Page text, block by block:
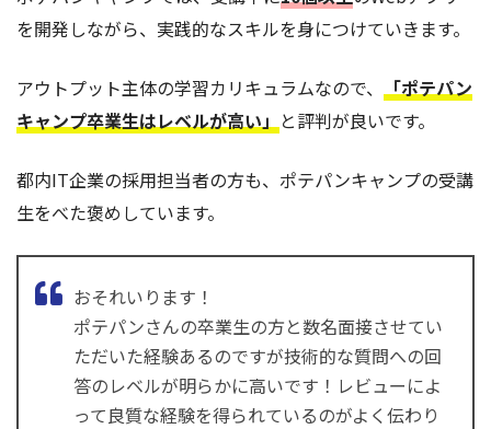
を開発しながら、実践的なスキルを身につけていきます。
アウトプット主体の学習カリキュラムなので、
「ポテパン
キャンプ卒業生はレベルが高い」 と評判が良いです。
都内IT企業の採用担当者の方も、ポテパンキャンプの受講
生をべた褒めしています。
おそれいります！
ポテパンさんの卒業生の方と数名面接させてい
ただいた経験あるのですが技術的な質問への回
答のレベルが明らかに高いです！レビューによ
って良質な経験を得られているのがよく伝わり